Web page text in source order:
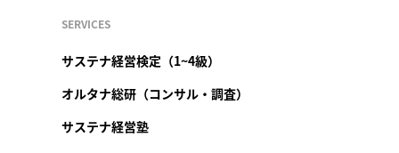
SERVICES
サステナ経営検定（1~4級）
オルタナ総研（コンサル・調査）
サステナ経営塾